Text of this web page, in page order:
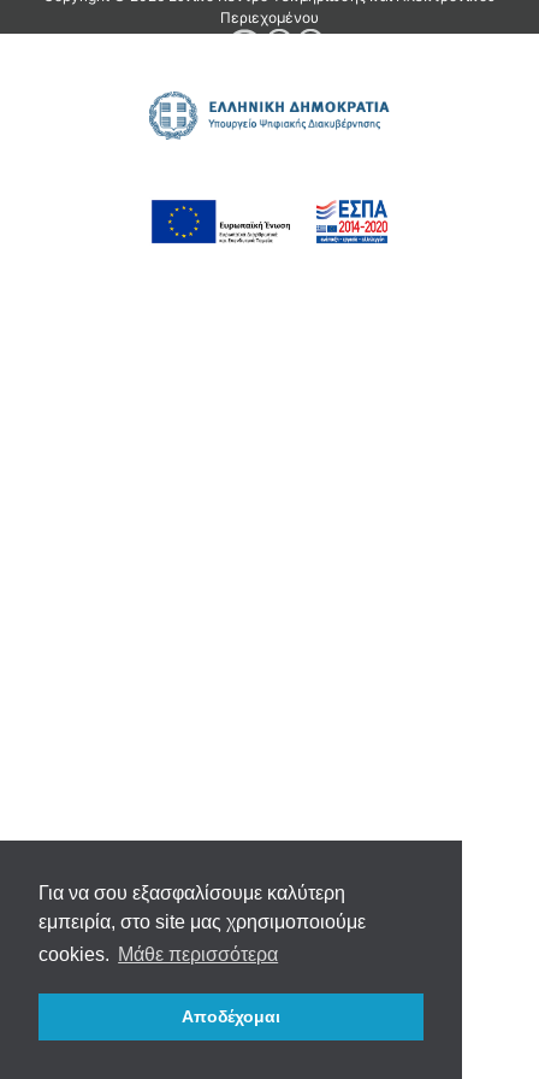
Για να σου εξασφαλίσουμε καλύτερη
εμπειρία, στο site μας χρησιμοποιούμε
cookies. Μάθε περισσότερα
Αποδέχομαι